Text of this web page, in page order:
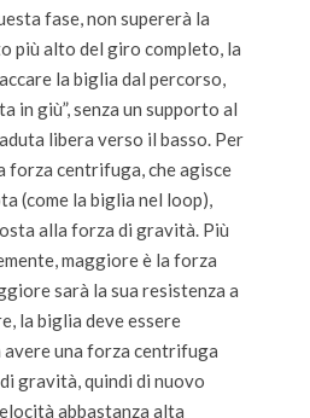
fase, non supererà la
più alto del giro completo, la
la biglia dal percorso,
in giù”, senza un supporto al
libera verso il basso. Per
forza centrifuga, che agisce
(come la biglia nel loop),
alla forza di gravità. Più
maggiore è la forza
sarà la sua resistenza a
la biglia deve essere
avere una forza centrifuga
gravità, quindi di nuovo
abbastanza alta